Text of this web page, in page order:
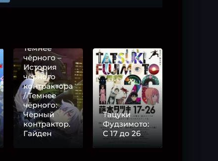
Темнее
чёрного –
История
чёрного
контрактора
/ Темнее
чёрного:
Чёрный
контрактор.
Гайден
Тацуки
Фудзимото:
С 17 до 26